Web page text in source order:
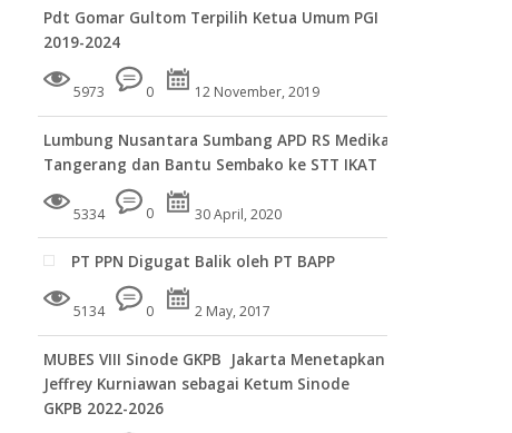
Pdt Gomar Gultom Terpilih Ketua Umum PGI
2019-2024
5973 0 12 November, 2019
Lumbung Nusantara Sumbang APD RS Medika
Tangerang dan Bantu Sembako ke STT IKAT
5334 0 30 April, 2020
PT PPN Digugat Balik oleh PT BAPP
5134 0 2 May, 2017
MUBES VIII Sinode GKPB Jakarta Menetapkan
Jeffrey Kurniawan sebagai Ketum Sinode
GKPB 2022-2026